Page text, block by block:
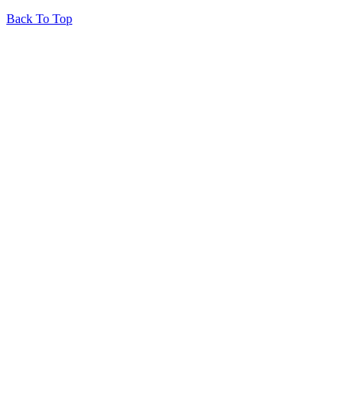
Back To Top